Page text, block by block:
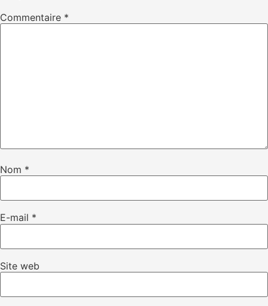
Commentaire *
Nom *
E-mail *
Site web